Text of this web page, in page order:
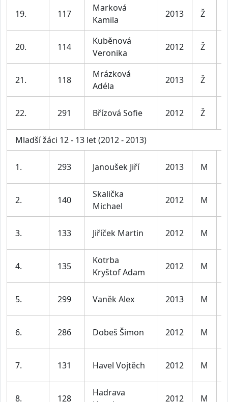
19. 117
Marková
Kamila
2013 Ž
20. 114
Kuběnová
Veronika
2012 Ž
21. 118
Mrázková
Adéla
2013 Ž
22. 291 Břízová Sofie 2012 Ž
Mladší žáci 12 - 13 let (2012 - 2013)
1. 293 Janoušek Jiří 2013 M
2. 140
Skalička
Michael
2012 M
3. 133 Jiříček Martin 2012 M
4. 135
Kotrba
Kryštof Adam
2012 M
5. 299 Vaněk Alex 2013 M
6. 286 Dobeš Šimon 2012 M
7. 131 Havel Vojtěch 2012 M
8. 128
Hadrava
2012 M